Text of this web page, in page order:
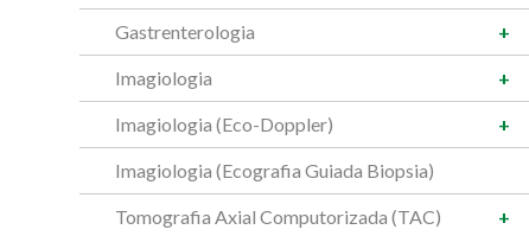
Gastrenterologia
Imagiologia
Imagiologia (Eco-Doppler)
Imagiologia (Ecografia Guiada Biopsia)
Tomografia Axial Computorizada (TAC)